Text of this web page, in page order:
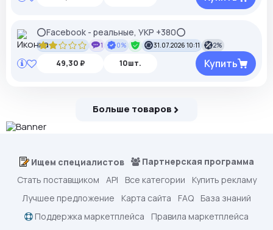
⭕Facebook - реальные, УКР +380⭕
1 0% 31.07.2026 10:11 2%
49,30 ₽ 10шт. Купить
Больше товаров
Ищем специалистов
Партнерская программа
Стать поставщиком
API Все категории
Купить рекламу
Лучшее предложение
Карта сайта FAQ
База знаний
Поддержка маркетплейса
Правила маркетплейса